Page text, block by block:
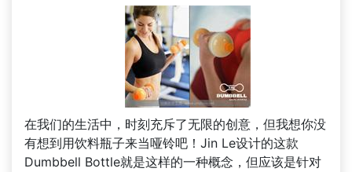
在我们的生活中，时刻充斥了无限的创意，但我想你没
有想到用饮料瓶子来当哑铃吧！Jin Le设计的这款
Dumbbell Bottle就是这样的一种概念，但应该是针对